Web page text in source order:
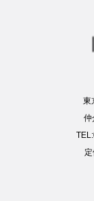
東
仲